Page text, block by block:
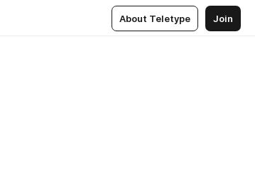
About Teletype Join